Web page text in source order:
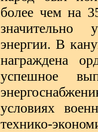
более чем на
значительно
энергии. В
награждена
успешное
условиях
технико-